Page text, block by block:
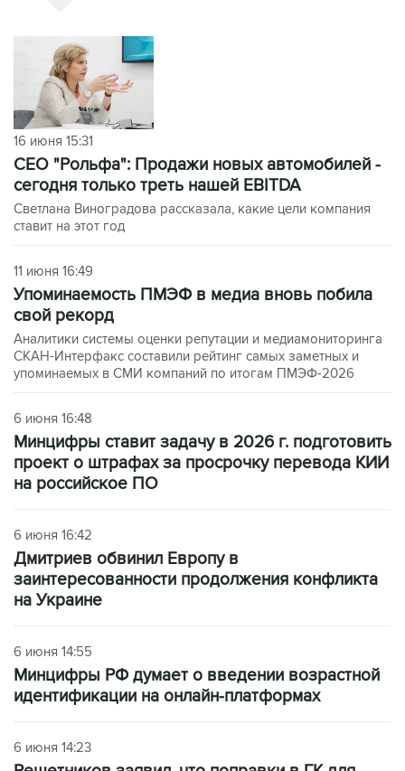
16 июня 15:31
CEO "Рольфа": Продажи новых автомобилей -
сегодня только треть нашей EBITDA
Светлана Виноградова рассказала, какие цели компания
ставит на этот год
11 июня 16:49
Упоминаемость ПМЭФ в медиа вновь побила
свой рекорд
Аналитики системы оценки репутации и медиамониторинга
СКАН-Интерфакс составили рейтинг самых заметных и
упоминаемых в СМИ компаний по итогам ПМЭФ-2026
6 июня 16:48
Минцифры ставит задачу в 2026 г. подготовить
проект о штрафах за просрочку перевода КИИ
на российское ПО
6 июня 16:42
Дмитриев обвинил Европу в
заинтересованности продолжения конфликта
на Украине
6 июня 14:55
Минцифры РФ думает о введении возрастной
идентификации на онлайн-платформах
6 июня 14:23